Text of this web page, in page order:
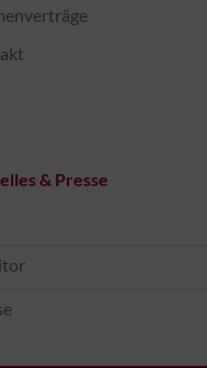
& Presse